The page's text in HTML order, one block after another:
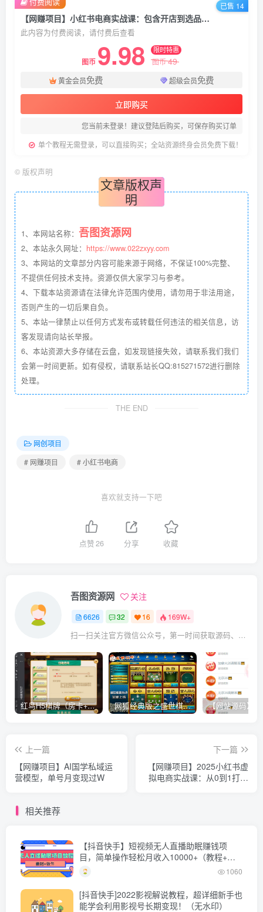
【网赚项目】小红书电商实战课：包含开店到选品全流程，提升商品流量，日销百单技巧
此内容为付费阅读，请付费后查看
图币 9.98 限时特惠
图币49
黄金会员免费 超级会员免费
立即购买
您当前未登录！建议登陆后购买，可保存购买订单
单个教程无需登录，可以直接购买；全站资源终身会员免费下载！
已售 14
© 版权声明
文章版权声
明
1、本网站名称： 吾图资源网
2、本站永久网址： https://www.022zxyy.com
3、本网站的文章部分内容可能来源于网络，不保证100%完整、
不提供任何技术支持。资源仅供大家学习与参考。
4、下载本站资源请在法律允许范围内使用，请勿用于非法用途，
否则产生的一切后果自负。
5、本站一律禁止以任何方式发布或转载任何违法的相关信息，访
客发现请向站长举报。
6、本站资源大多存储在云盘，如发现链接失效，请联系我们我们
会第一时间更新。如有侵权，请联系站长QQ:815271572进行删除
处理。
THE END
网创项目
# 网赚项目
# 小红书电商
喜欢就支持一下吧
点赞26 分享 收藏
吾图资源网 关注
6626 32 16 169W+
扫一扫关注官方微信公众号，第一时间获取源码、网赚项目资源教程，自媒体等知识干货，让互联网创业赚钱更简单。
红鸟H5棋牌（房卡+金币）全套双模式游戏源码 网狐经典版之盛世棋牌完整游戏源码（包含文档、架设教程、网站、源代码等）
上一篇
【网赚项目】AI国学私域运
营模型，单号月变现过W
下一篇
【网赚项目】2025小红书虚
拟电商实战课：从0到1打造
相关推荐
【抖音快手】短视频无人直播助眠赚钱项
目，简单操作轻松月收入10000+（教程+素
材+软件）
1060
[抖音快手]2022影视解说教程，超详细新手也
能学会利用影视号长期变现！（无水印）